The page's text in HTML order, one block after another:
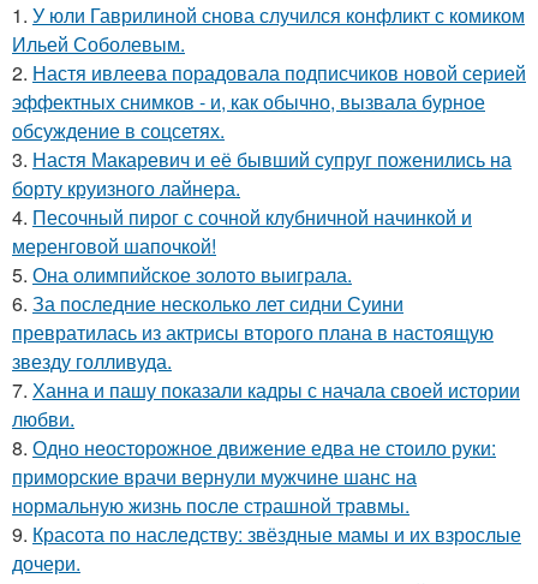
1. У юли Гаврилиной снова случился конфликт с комиком
Ильей Соболевым.
2. Настя ивлеева порадовала подписчиков новой серией
эффектных снимков - и, как обычно, вызвала бурное
обсуждение в соцсетях.
3. Настя Макаревич и её бывший супруг поженились на
борту круизного лайнера.
4. Песочный пирог с сочной клубничной начинкой и
меренговой шапочкой!
5. Она олимпийское золото выиграла.
6. За последние несколько лет сидни Суини
превратилась из актрисы второго плана в настоящую
звезду голливуда.
7. Ханна и пашу показали кадры с начала своей истории
любви.
8. Одно неосторожное движение едва не стоило руки:
приморские врачи вернули мужчине шанс на
нормальную жизнь после страшной травмы.
9. Красота по наследству: звёздные мамы и их взрослые
дочери.